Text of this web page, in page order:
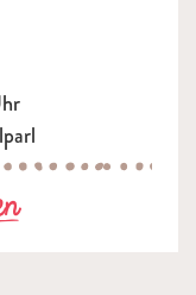
zu Großer